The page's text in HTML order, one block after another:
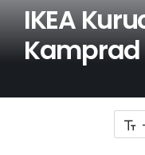
IKEA
Kamprad